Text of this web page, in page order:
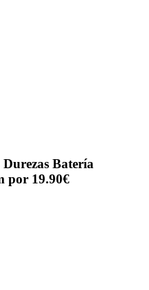
Batería
por 19.90€